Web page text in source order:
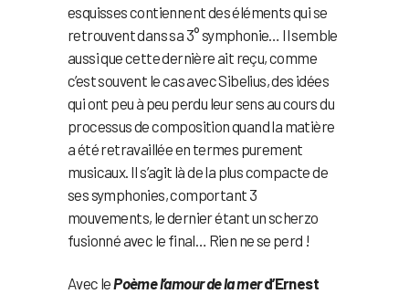
esquisses contiennent des éléments qui se
retrouvent dans sa 3° symphonie… Il semble
aussi que cette dernière ait reçu, comme
c’est souvent le cas avec Sibelius, des idées
qui ont peu à peu perdu leur sens au cours du
processus de composition quand la matière
a été retravaillée en termes purement
musicaux. Il s’agit là de la plus compacte de
ses symphonies, comportant 3
mouvements, le dernier étant un scherzo
fusionné avec le final… Rien ne se perd !
Avec lePoème l’amour de la merd’Ernest